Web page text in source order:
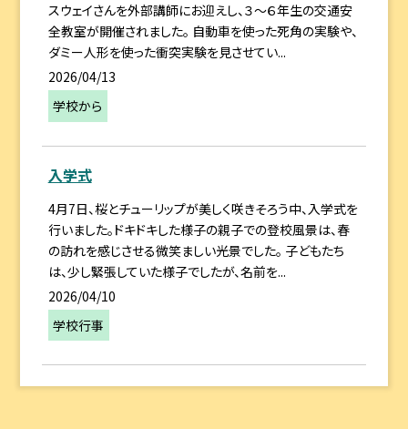
スウェイさんを外部講師にお迎えし、３～６年生の交通安
全教室が開催されました。 自動車を使った死角の実験や、
ダミー人形を使った衝突実験を見させてい...
2026/04/13
学校から
入学式
4月7日、桜とチューリップが美しく咲きそろう中、入学式を
行いました。ドキドキした様子の親子での登校風景は、春
の訪れを感じさせる微笑ましい光景でした。 子どもたち
は、少し緊張していた様子でしたが、名前を...
2026/04/10
学校行事